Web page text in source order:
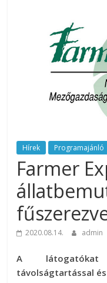
Programok,
műsorok,
rendezvény
Rendezvények,
rendezvénytechnika,
catering.
Útmutató
úgy
profi
rendezvényszervező
kollégáknak,
céges
Hírek Programajánló
Farmer
2020.08.14. admin
A látogatókat
távolságtartással